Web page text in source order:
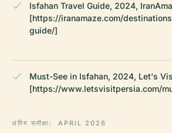
Isfahan Travel Guide, 2024,
[https://iranamaze.com/
guide/]
Must-See in Isfahan, 2024, Let's
[https://www.letsvisitpersia.com/
अंतिम समीक्षा: APRIL 2026